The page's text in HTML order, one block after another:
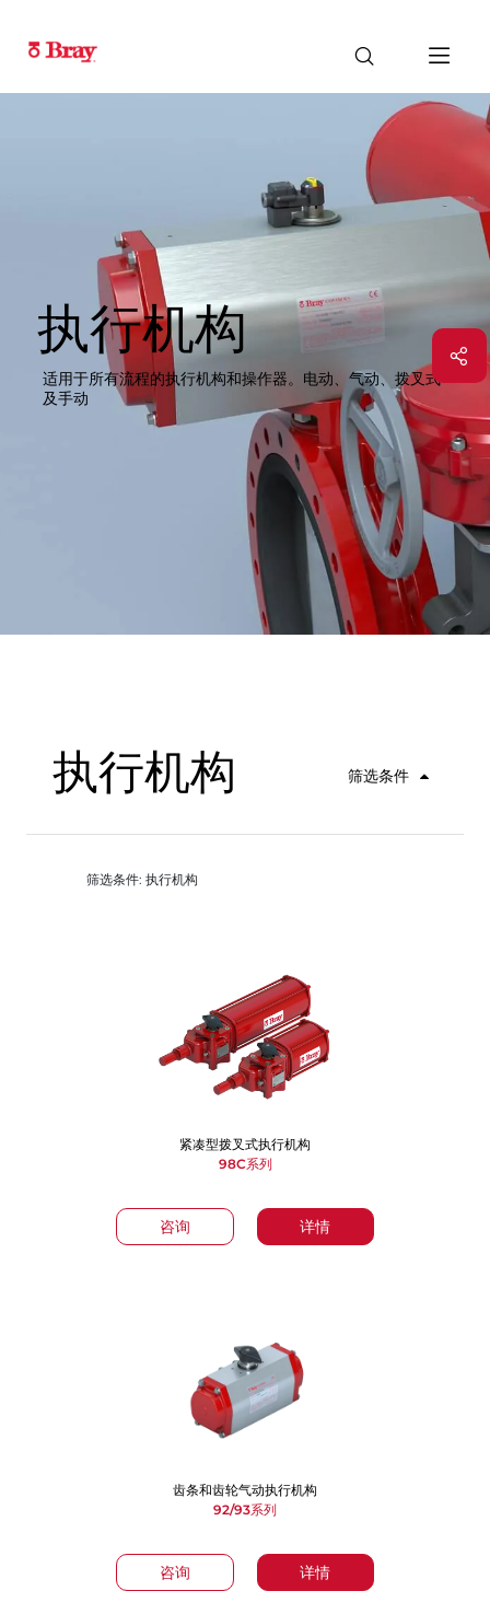
执行机构
适用于所有流程的执行机构和操作器。电动、气动、拨叉式
及手动
执行机构 筛选条件
筛选条件: 执行机构
咨询 详情
紧凑型拨叉式执行机构
98C系列
咨询 详情
齿条和齿轮气动执行机构
92/93系列